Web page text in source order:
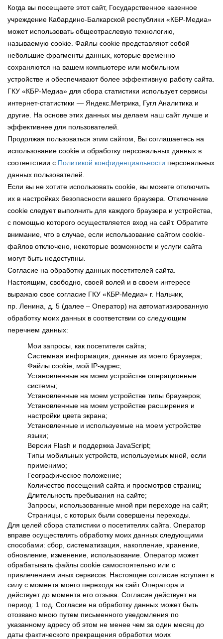
Когда вы посещаете этот сайт, Государственное казенное
учреждение Кабардино-Балкарской республики «КБР-Медиа»
может использовать общеотраслевую технологию,
называемую cookie. Файлы cookie представляют собой
небольшие фрагменты данных, которые временно
сохраняются на вашем компьютере или мобильном
устройстве и обеспечивают более эффективную работу сайта.
ГКУ «КБР-Медиа» для сбора статистики использует сервисы
интернет-статистики — Яндекс.Метрика, Гугл Аналитика и
другие. На основе этих данных мы делаем наш сайт лучше и
эффективнее для пользователей.
Продолжая пользоваться этим сайтом, Вы соглашаетесь на
использование cookie и обработку персональных данных в
соответствии с Политикой конфиденциальности персональных
данных пользователей.
Если вы не хотите использовать cookie, вы можете отключить
их в настройках безопасности вашего браузера. Отключение
cookie следует выполнить для каждого браузера и устройства,
с помощью которого осуществляется вход на сайт. Обратите
внимание, что в случае, если использование сайтом cookie-
файлов отключено, некоторые возможности и услуги сайта
могут быть недоступны.
Согласие на обработку данных посетителей сайта.
Настоящим, свободно, своей волей и в своем интересе
выражаю свое согласие ГКУ «КБР-Медиа» г. Нальчик,
пр. Ленина, д. 5 (далее – Оператор) на автоматизированную
обработку моих данных в соответствии со следующим
перечнем данных:
Мои запросы, как посетителя сайта;
Системная информация, данные из моего браузера;
Файлы cookie, мой IP-адрес;
Установленные на моем устройстве операционные
системы;
Установленные на моем устройстве типы браузеров;
Установленные на моем устройстве расширения и
настройки цвета экрана;
Установленные и используемые на моем устройстве
языки;
Версии Flash и поддержка JavaScript;
Типы мобильных устройств, используемых мной, если
применимо;
Географическое положение;
Количество посещений сайта и просмотров страниц;
Длительность пребывания на сайте;
Запросы, использованные мной при переходе на сайт;
Страницы, с которых были совершены переходы.
Для целей сбора статистики о посетителях сайта. Оператор
вправе осуществлять обработку моих данных следующими
способами: сбор, систематизация, накопление, хранение,
обновление, изменение, использование. Оператор может
обрабатывать файлы cookie самостоятельно или с
привлечением иных сервисов. Настоящее согласие вступает в
силу с момента моего перехода на сайт Оператора и
действует до момента его отзыва. Согласие действует на
период: 1 год. Согласие на обработку данных может быть
отозвано мною путем письменного уведомления по
указанному адресу об этом не менее чем за один месяц до
даты фактического прекращения обработки моих